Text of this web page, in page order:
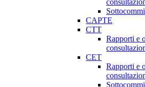
CAPTE
CTT
Rapporti e
CET
Rapporti e